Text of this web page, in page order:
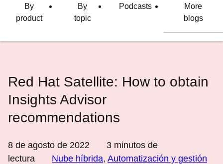
By
product
By
topic
Podcasts
More
blogs
Red Hat Satellite: How to obtain
Insights Advisor
recommendations
8 de agosto de 2022 3 minutos de
lectura
Nube híbrida, Automatización y gestión